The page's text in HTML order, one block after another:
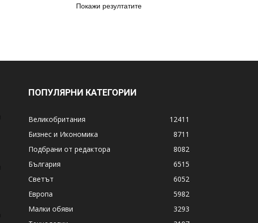
Покажи резултатите
ПОПУЛЯРНИ КАТЕГОРИИ
Великобритания
12411
Бизнес и Икономика
8711
Подбрани от редактора
8082
България
6515
Светът
6052
Европа
5982
Малки обяви
3293